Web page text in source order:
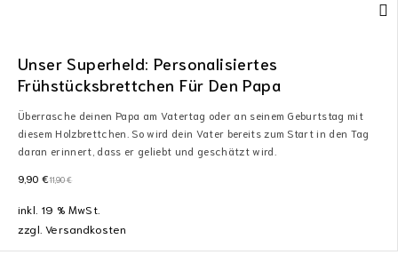
Unser Superheld: Personalisiertes
Frühstücksbrettchen Für Den Papa
Überrasche deinen Papa am Vatertag oder an seinem Geburtstag mit
diesem Holzbrettchen. So wird dein Vater bereits zum Start in den Tag
daran erinnert, dass er geliebt und geschätzt wird.
11,90€
9,90 €
inkl. 19 % MwSt.
zzgl.Versandkosten